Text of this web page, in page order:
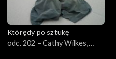
Którędy po sztukę
odc. 202 – Cathy Wilkes,